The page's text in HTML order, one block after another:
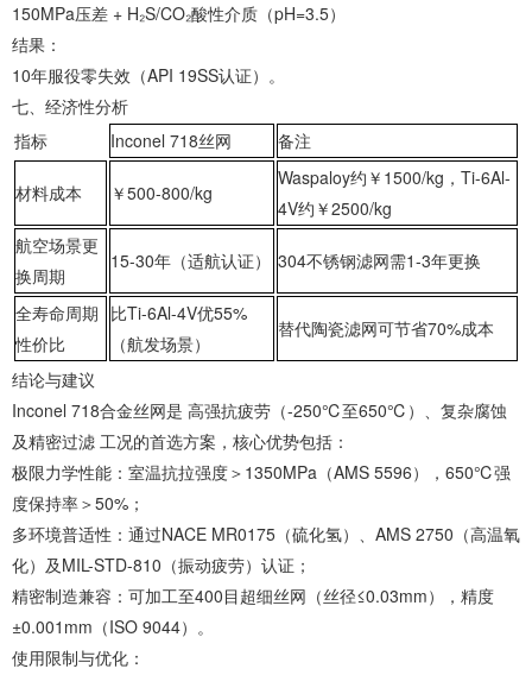
150MPa压差 + H₂S/CO₂酸性介质（pH=3.5）
‌结果‌：
10年服役零失效（API 19SS认证）。
‌七、经济性分析‌
指标
Inconel 718丝网 备注
材料成本 ￥500-800/kg
Waspaloy约￥1500/kg，Ti-6Al-
4V约￥2500/kg
航空场景更
换周期
15-30年（适航认证） 304不锈钢滤网需1-3年更换
全寿命周期
性价比
比Ti-6Al-4V优55%
（航发场景）
替代陶瓷滤网可节省70%成本
‌结论与建议‌
‌Inconel 718合金丝网‌是 ‌高强抗疲劳（-250℃至650℃）、复杂腐蚀
及精密过滤‌ 工况的首选方案，核心优势包括：
‌极限力学性能‌：室温抗拉强度＞1350MPa（AMS 5596），650℃强
度保持率＞50%；
‌多环境普适性‌：通过NACE MR0175（硫化氢）、AMS 2750（高温氧
化）及MIL-STD-810（振动疲劳）认证；
‌精密制造兼容‌：可加工至400目超细丝网（丝径≤0.03mm），精度
±0.001mm（ISO 9044）。
‌使用限制与优化‌：